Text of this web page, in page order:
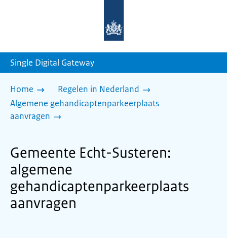
homepage
Single Digital Gateway
Home
Regelen in Nederland
Algemene gehandicaptenparkeerplaats
aanvragen
Gemeente Echt-Susteren:
algemene
gehandicaptenparkeerplaats
aanvragen